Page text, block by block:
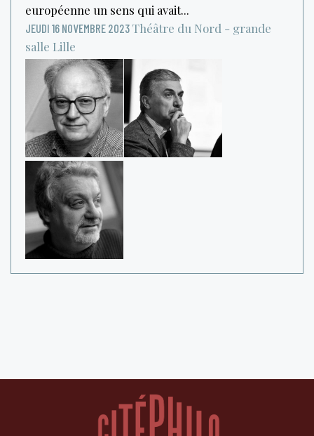
européenne un sens qui avait...
JEUDI 16 NOVEMBRE 2023 Théâtre du Nord - grande
salle Lille